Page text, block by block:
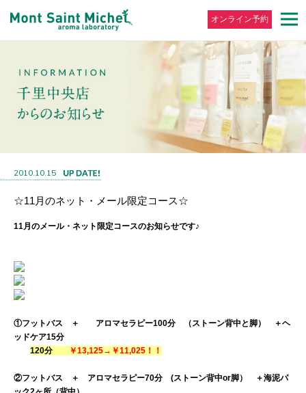
オンライン予約
2010.10.15
☆11月のネット・メール限定コース☆
11月のメール・ネット限定コースのお知らせです♪
①フットバス ＋ アロマセラピー100分 （ストーン背中と脚） ＋ヘ
ッドケア15分
120分 ￥13,125→￥11,025！！
②フットバス ＋ アロマセラピー70分 (ストーン背中or脚） ＋海泥パ